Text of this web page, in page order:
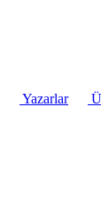
Yazarlar